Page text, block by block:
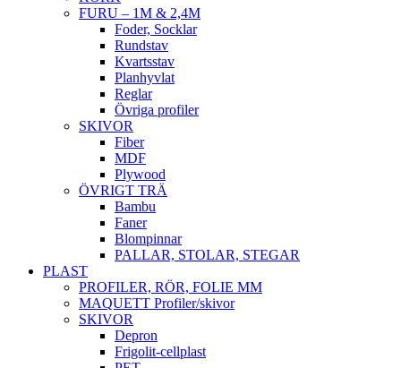
FURU – 1M & 2,4M
Foder, Socklar
Rundstav
Kvartsstav
Planhyvlat
Reglar
Övriga profiler
SKIVOR
Fiber
MDF
Plywood
ÖVRIGT TRÄ
Bambu
Faner
Blompinnar
PALLAR, STOLAR, STEGAR
PLAST
PROFILER, RÖR, FOLIE MM
MAQUETT Profiler/skivor
SKIVOR
Depron
Frigolit-cellplast